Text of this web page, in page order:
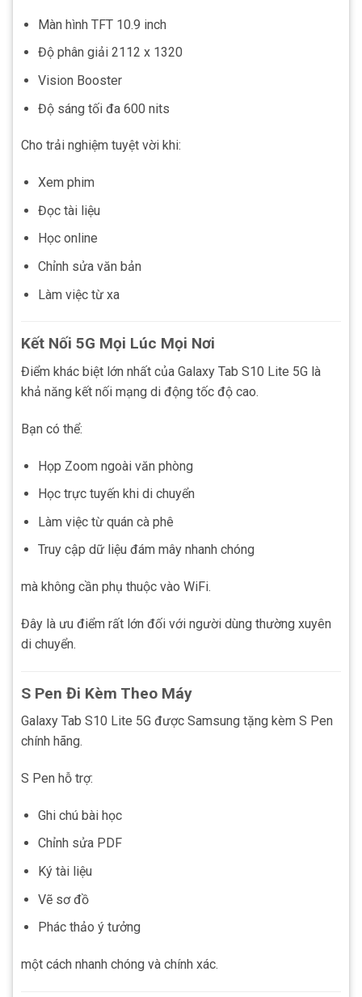
Màn hình TFT 10.9 inch
Độ phân giải 2112 x 1320
Vision Booster
Độ sáng tối đa 600 nits
Cho trải nghiệm tuyệt vời khi:
Xem phim
Đọc tài liệu
Học online
Chỉnh sửa văn bản
Làm việc từ xa
Kết Nối 5G Mọi Lúc Mọi Nơi
Điểm khác biệt lớn nhất của Galaxy Tab S10 Lite 5G là
khả năng kết nối mạng di động tốc độ cao.
Bạn có thể:
Họp Zoom ngoài văn phòng
Học trực tuyến khi di chuyển
Làm việc từ quán cà phê
Truy cập dữ liệu đám mây nhanh chóng
mà không cần phụ thuộc vào WiFi.
Đây là ưu điểm rất lớn đối với người dùng thường xuyên
di chuyển.
S Pen Đi Kèm Theo Máy
Galaxy Tab S10 Lite 5G được Samsung tặng kèm S Pen
chính hãng.
S Pen hỗ trợ:
Ghi chú bài học
Chỉnh sửa PDF
Ký tài liệu
Vẽ sơ đồ
Phác thảo ý tưởng
một cách nhanh chóng và chính xác.